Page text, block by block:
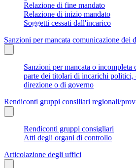
Relazione di fine mandato
Relazione di inizio mandato
Soggetti cessati dall'incarico
Sanzioni per mancata comunicazione dei
Sanzioni per mancata o incompleta
parte dei titolari di incarichi politici,
direzione o di governo
Rendiconti gruppi consiliari regionali/
Rendiconti gruppi consigliari
Atti degli organi di controllo
Articolazione degli uffici